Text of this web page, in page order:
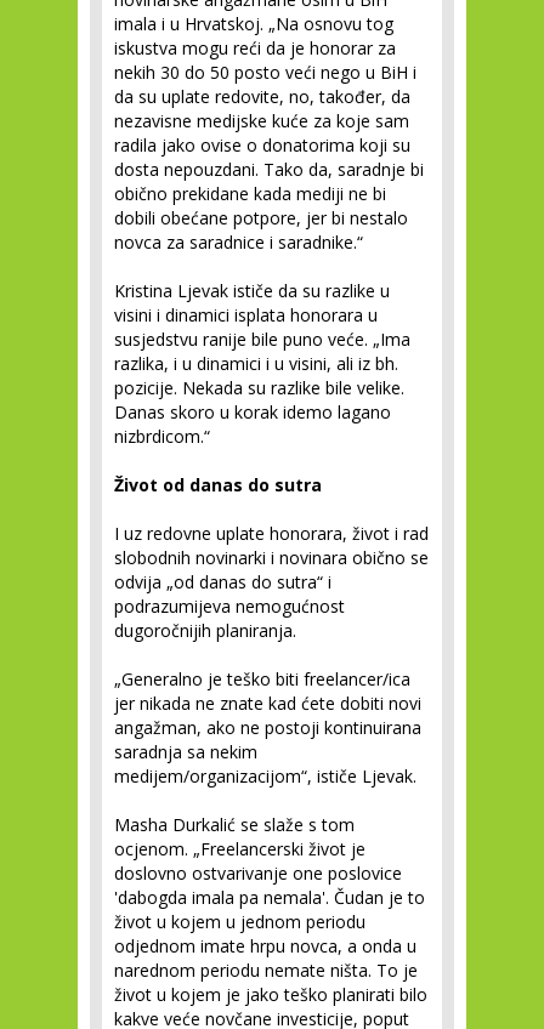
imala i u Hrvatskoj. „Na osnovu tog
iskustva mogu reći da je honorar za
nekih 30 do 50 posto veći nego u BiH i
da su uplate redovite, no, također, da
nezavisne medijske kuće za koje sam
radila jako ovise o donatorima koji su
dosta nepouzdani. Tako da, saradnje bi
obično prekidane kada mediji ne bi
dobili obećane potpore, jer bi nestalo
novca za saradnice i saradnike.“
Kristina Ljevak ističe da su razlike u
visini i dinamici isplata honorara u
susjedstvu ranije bile puno veće. „Ima
razlika, i u dinamici i u visini, ali iz bh.
pozicije. Nekada su razlike bile velike.
Danas skoro u korak idemo lagano
nizbrdicom.“
Život od danas do sutra
I uz redovne uplate honorara, život i rad
slobodnih novinarki i novinara obično se
odvija „od danas do sutra“ i
podrazumijeva nemogućnost
dugoročnijih planiranja.
„Generalno je teško biti freelancer/ica
jer nikada ne znate kad ćete dobiti novi
angažman, ako ne postoji kontinuirana
saradnja sa nekim
medijem/organizacijom“, ističe Ljevak.
Masha Durkalić se slaže s tom
ocjenom. „Freelancerski život je
doslovno ostvarivanje one poslovice
'dabogda imala pa nemala'. Čudan je to
život u kojem u jednom periodu
odjednom imate hrpu novca, a onda u
narednom periodu nemate ništa. To je
život u kojem je jako teško planirati bilo
kakve veće novčane investicije, poput